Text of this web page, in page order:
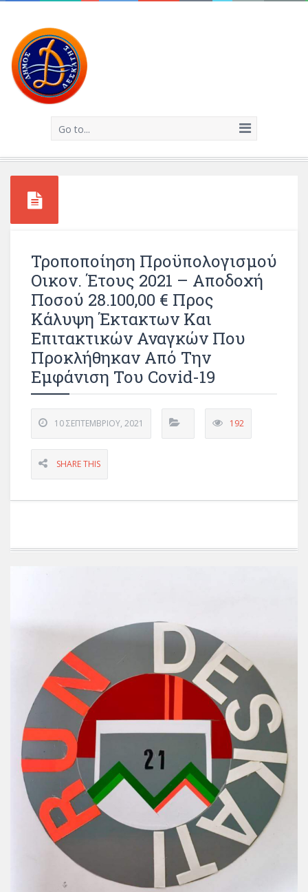
Go to...
Τροποποίηση Προϋπολογισμού
Οικον. Έτους 2021 – Αποδοχή
Ποσού 28.100,00 € Προς
Κάλυψη Έκτακτων Και
Επιτακτικών Αναγκών Που
Προκλήθηκαν Από Την
Εμφάνιση Του Covid-19
10 ΣΕΠΤΕΜΒΡΊΟΥ, 2021 192
SHARE THIS